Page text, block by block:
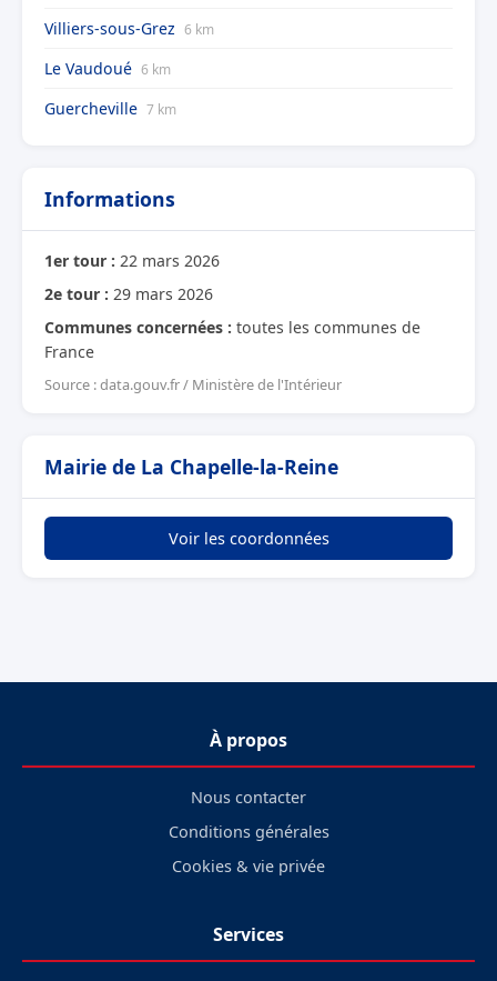
Villiers-sous-Grez 6 km
Le Vaudoué 6 km
Guercheville 7 km
Informations
1er tour : 22 mars 2026
2e tour : 29 mars 2026
Communes concernées : toutes les communes de
France
Source : data.gouv.fr / Ministère de l'Intérieur
Mairie de La Chapelle-la-Reine
Voir les coordonnées
À propos
Nous contacter
Conditions générales
Cookies & vie privée
Services